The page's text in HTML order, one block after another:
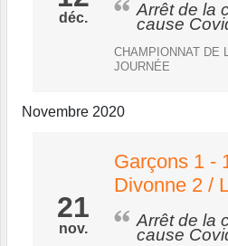
déc. Arrêt de la compétition
cause
CHAMPIONNAT DE
JOURNÉE
Novembre 2020
21
nov.
Garçons 1 -
Divonne 2 /
Arrêt de la compétition
cause